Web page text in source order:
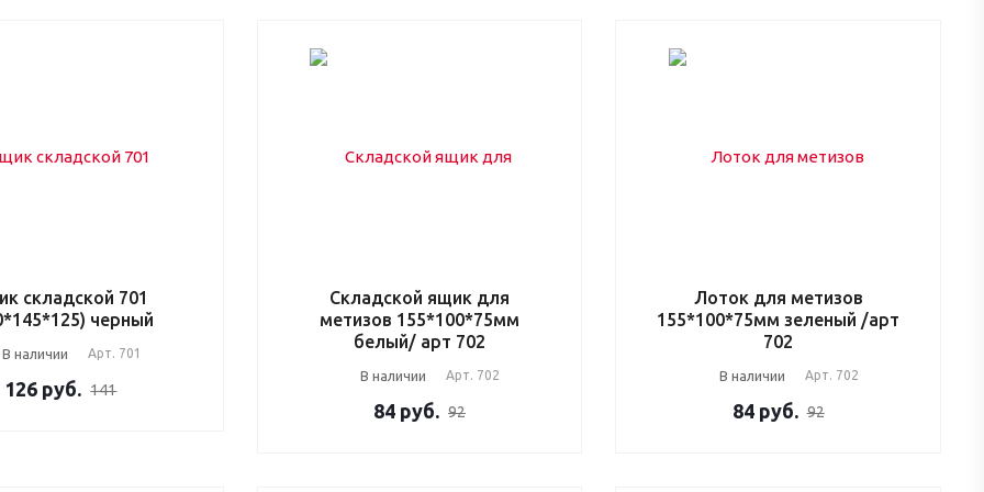
складской 701
черный
В наличии Арт. 701
126 руб. 141
Складской ящик для
метизов 155*100*75мм
белый/ арт 702
В наличии Арт. 702
84 руб. 92
Лоток для метизов
155*100*75мм зеленый /арт
702
В наличии Арт. 702
84 руб. 92